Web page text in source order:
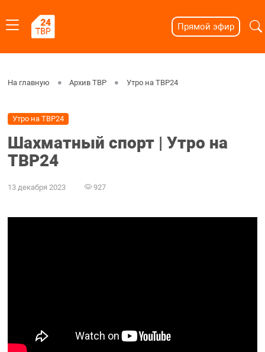
Прямой эфир
На главную Архив ТВР Утро на ТВР24
Утро на ТВР24
Шахматный спорт | Утро на
ТВР24
13 декабря 2023 927